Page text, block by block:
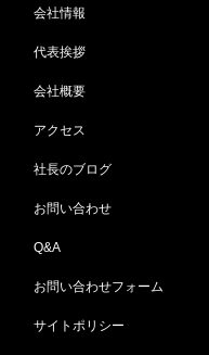
会社情報
代表挨拶
会社概要
アクセス
社長のブログ
お問い合わせ
Q&A
お問い合わせフォーム
サイトポリシー